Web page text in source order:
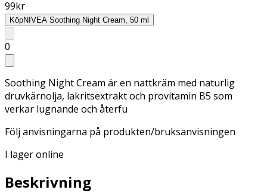
99kr
KöpNIVEA Soothing Night Cream, 50 ml
0
Soothing Night Cream är en nattkräm med naturlig
druvkärnolja, lakritsextrakt och provitamin B5 som
verkar lugnande och återfu
Följ anvisningarna på produkten/bruksanvisningen
I lager online
Beskrivning